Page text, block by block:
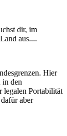
dir, im
aus....
Hier
in den
legalen Portabilität
aber